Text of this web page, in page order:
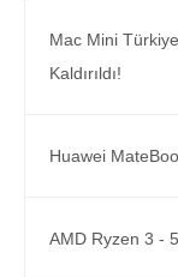
Mac Mini
Kaldırıldı!
Huawei
AMD Ryzen 3 -